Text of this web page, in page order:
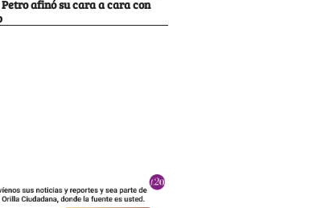
afinó su cara a cara con